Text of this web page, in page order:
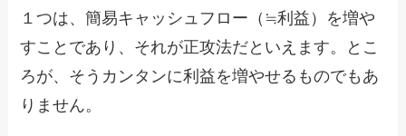
１つは、簡易キャッシュフロー（≒利益）を増や
すことであり、それが正攻法だといえます。とこ
ろが、そうカンタンに利益を増やせるものでもあ
りません。